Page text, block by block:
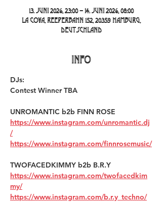
13. Juni 2026, 23:00 – 14. Juni 2026, 08:00
La Cova, Reeperbahn 152, 20359 Hamburg,
Deutschland
INFO
DJs:
Contest Winner TBA
UNROMANTIC b2b FINN ROSE
https://www.instagram.com/unromantic.dj
/
https://www.instagram.com/finnrosemusic/
TWOFACEDKIMMY b2b B.R.Y
https://www.instagram.com/twofacedkim
my/
https://www.instagram.com/b.r.y_techno/